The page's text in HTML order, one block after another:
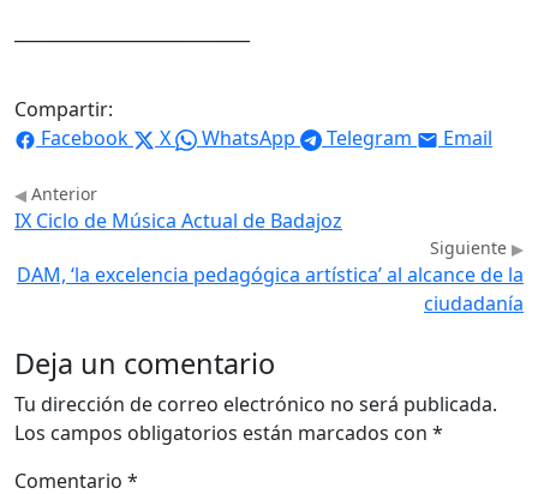
Compartir:
Facebook
X WhatsApp Telegram Email
Anterior
IX Ciclo de Música Actual de Badajoz
Siguiente
DAM, ‘la excelencia pedagógica artística’ al alcance de la
ciudadanía
Deja un comentario
Tu dirección de correo electrónico no será publicada.
Los campos obligatorios están marcados con *
Comentario *